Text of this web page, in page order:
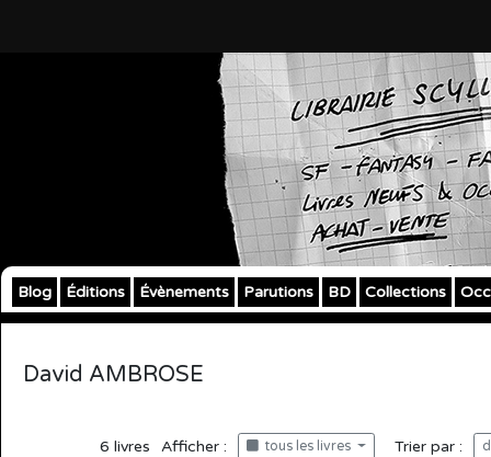
Blog Éditions Évènements Parutions BD Collections
David AMBROSE
6 livres Afficher : tous les livres Trier par :